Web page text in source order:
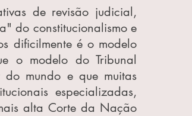
de revisão judicial,
do constitucionalismo e
dificilmente é o modelo
o modelo do Tribunal
do mundo e que muitas
especializadas,
alta Corte da Nação